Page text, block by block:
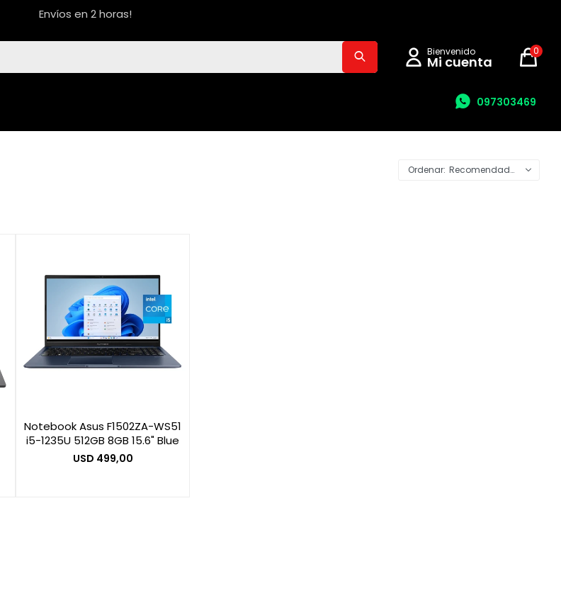
Envíos en 2 horas!
097303469
0
Recomendados
Notebook Asus F1502ZA-WS51
i5-1235U 512GB 8GB 15.6" Blue
USD 499,00